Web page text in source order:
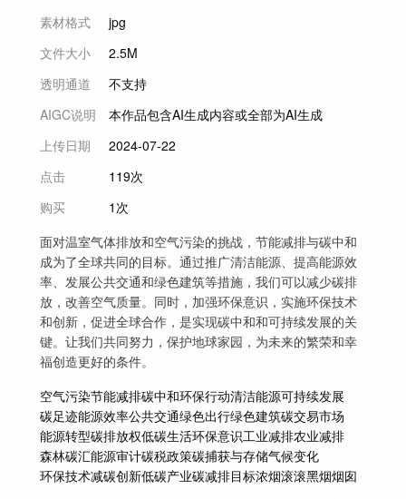
素材格式
jpg
文件大小
2.5M
透明通道
不支持
AIGC说明
本作品包含AI生成内容或全部为AI生成
上传日期
2024-07-22
点击
119次
购买
1次
面对温室气体排放和空气污染的挑战，节能减排与碳中和
成为了全球共同的目标。通过推广清洁能源、提高能源效
率、发展公共交通和绿色建筑等措施，我们可以减少碳排
放，改善空气质量。同时，加强环保意识，实施环保技术
和创新，促进全球合作，是实现碳中和和可持续发展的关
键。让我们共同努力，保护地球家园，为未来的繁荣和幸
福创造更好的条件。
空气污染节能减排碳中和环保行动清洁能源可持续发展
碳足迹能源效率公共交通绿色出行绿色建筑碳交易市场
能源转型碳排放权低碳生活环保意识工业减排农业减排
森林碳汇能源审计碳税政策碳捕获与存储气候变化
环保技术减碳创新低碳产业碳减排目标浓烟滚滚黑烟烟囱